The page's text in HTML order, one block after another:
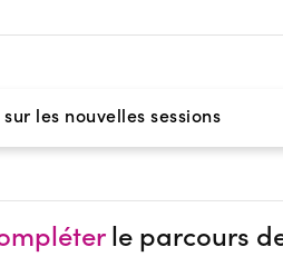
les nouvelles sessions
le parcours